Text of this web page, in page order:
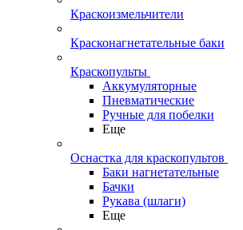
Краскоизмельчители
Красконагнетательные баки
Краскопульты
Аккумуляторные
Пневматические
Ручные для побелки
Еще
Оснастка для краскопультов
Баки нагнетательные
Бачки
Рукава (шлаги)
Еще